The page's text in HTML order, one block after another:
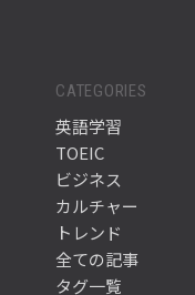
CATEGORIES
英語学習
TOEIC
ビジネス
カルチャー
トレンド
全ての記事
タグ一覧